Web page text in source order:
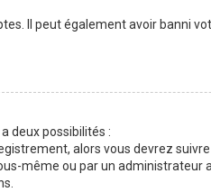
Il peut également avoir banni
deux possibilités :
alors vous devrez
même ou par un administrateur